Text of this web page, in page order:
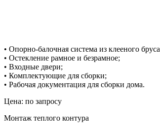
• Опорно-балочная система из клееного
• Остекление рамное и безрамное;
• Входные двери;
• Комплектующие для сборки;
• Рабочая документация для сборки дома.
Цена: по запросу
Монтаж теплого контура